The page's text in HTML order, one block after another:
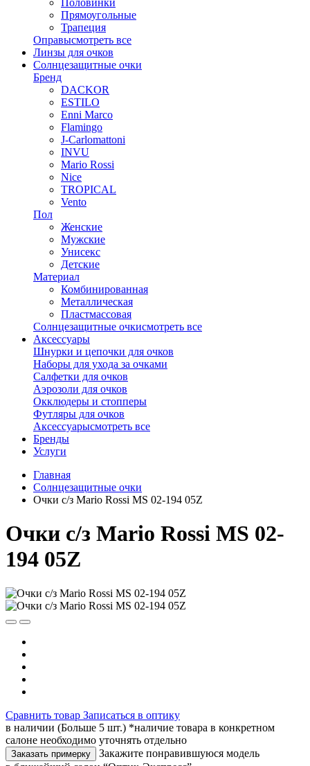
Прямоугольные
Трапеция
Оправысмотреть все
Линзы для очков
Солнцезащитные очки
Бренд
DACKOR
ESTILO
Enni Marco
Flamingo
J-Carlomattoni
INVU
Mario Rossi
Nice
TROPICAL
Vento
Пол
Женские
Мужские
Унисекс
Детские
Материал
Комбинированная
Металлическая
Пластмассовая
Солнцезащитные очкисмотреть все
Аксессуары
Шнурки и цепочки для очков
Наборы для ухода за очками
Салфетки для очков
Аэрозоли для очков
Окклюдеры и стопперы
Футляры для очков
Аксессуарысмотреть все
Бренды
Услуги
Главная
Солнцезащитные очки
Очки с/з Mario Rossi MS 02-194 05Z
Очки с/з Mario Rossi MS 02-
194 05Z
Сравнить товар Записаться в оптику
в наличии (Больше 5 шт.) *наличие товара в конкретном
салоне необходимо уточнять отдельно
Заказать примерку
Закажите понравившуюся модель